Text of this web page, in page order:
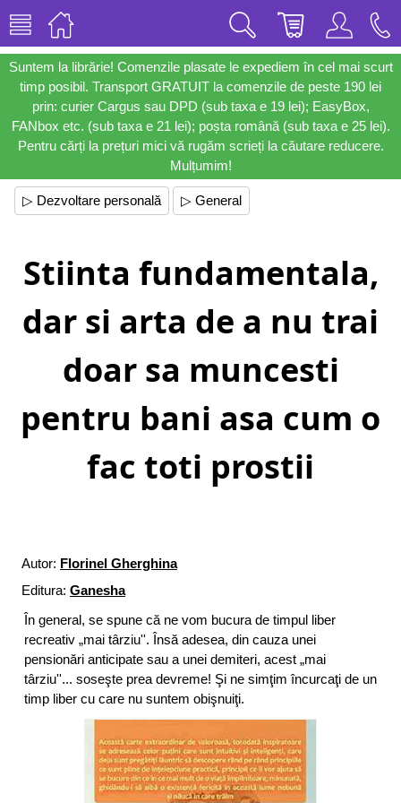
Suntem la librărie! Comenzile plasate le expediem în cel mai scurt
timp posibil. Transport GRATUIT la comenzile de peste 190 lei
prin: curier Cargus sau DPD (sub taxa e 19 lei); EasyBox,
FANbox etc. (sub taxa e 21 lei); poșta română (sub taxa e 25 lei).
Pentru cărți la prețuri mici vă rugăm scrieți la căutare reducere.
Mulțumim!
▷ Dezvoltare personală ▷ General
Stiinta fundamentala,
dar si arta de a nu trai
doar sa muncesti
pentru bani asa cum o
fac toti prostii
Autor: Florinel Gherghina
Editura: Ganesha
În general, se spune că ne vom bucura de timpul liber
recreativ „mai târziu''. Însă adesea, din cauza unei
pensionări anticipate sau a unei demiteri, acest „mai
târziu''... soseşte prea devreme! Şi ne simţim încurcaţi de un
timp liber cu care nu suntem obişnuiţi.